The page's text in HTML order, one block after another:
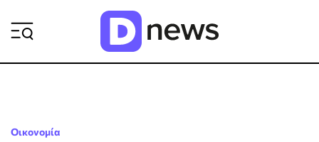
Οικονομία